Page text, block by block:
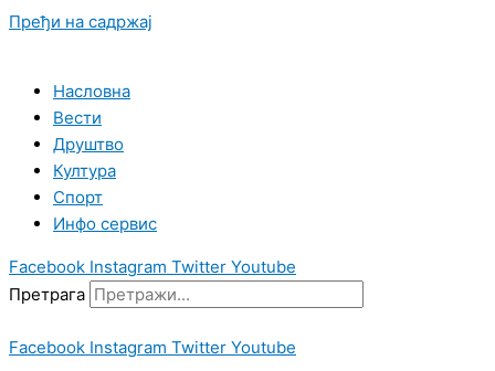
Пређи на садржај
Насловна
Вести
Друштво
Култура
Спорт
Инфо сервис
Facebook Instagram Twitter Youtube
Претрага
Facebook Instagram Twitter Youtube